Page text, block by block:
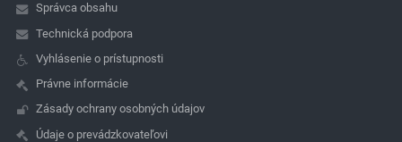
Správca obsahu
Technická podpora
Vyhlásenie o prístupnosti
Právne informácie
Zásady ochrany osobných údajov
Údaje o prevádzkovateľovi